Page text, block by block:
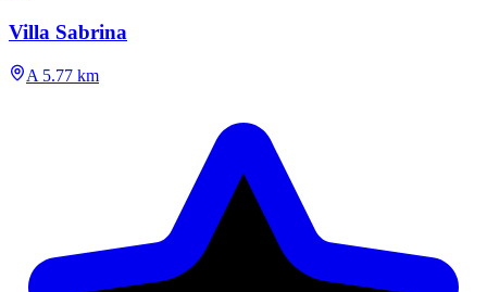
Villa Sabrina
A 5.77 km